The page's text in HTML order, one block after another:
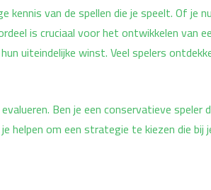
van de spellen die je speelt. Of
is cruciaal voor het ontwikkelen
uiteindelijke winst. Veel spelers
Ben je een conservatieve
helpen om een strategie te kiezen die